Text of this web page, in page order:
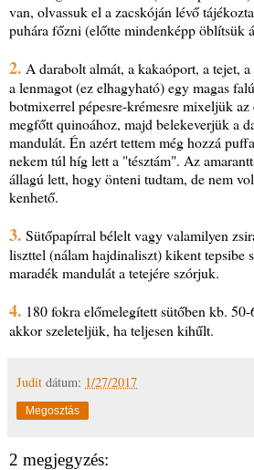
van, olvassuk el a zacskóján lévő
puhára főzni (előtte mindenképp öblítsük
2. A darabolt almát, a kakaóport, a tejet,
a lenmagot (ez elhagyható) egy magas
botmixerrel pépesre-krémesre mixeljük az
megfőtt quinoához, majd belekeverjük a
mandulát. Én azért tettem még hozzá
nekem túl híg lett a "tésztám". Az
állagú lett, hogy önteni tudtam, de nem
kenhető.
3. Sütőpapírral bélelt vagy valamilyen
liszttel (nálam hajdinaliszt) kikent tepsibe
maradék mandulát a tetejére szórjuk.
4. 180 fokra előmelegített sütőben kb.
akkor szeleteljük, ha teljesen kihűlt.
Judit dátum: 1/27/2017
Megosztás
2 megjegyzés: